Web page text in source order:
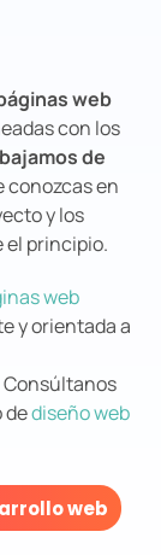
web
con los
de
conozcas en
y los
el principio.
web
y orientada a
Consúltanos
dediseño web
web